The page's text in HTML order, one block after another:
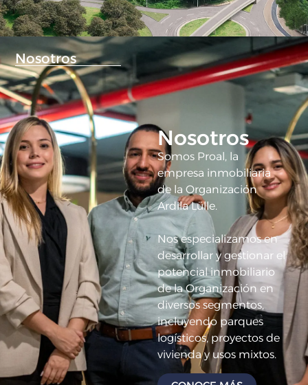
Nosotros
Nosotros
Somos Proal, la
empresa inmobiliaria
de la Organización
Ardila Lülle.
Nos especializamos en
desarrollar y gestionar el
potencial inmobiliario
de la Organización en
diversos segmentos,
incluyendo parques
logísticos, proyectos de
vivienda y usos mixtos.